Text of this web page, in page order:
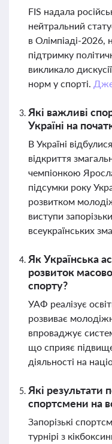
FIS надала
нейтральний
в Олімпіаді-2026,
підтримку
викликало
норм у спорті.
Які важливі
Україні на
В Україні
відкриття
чемпіонкою
підсумки року
розвитком
виступи
всеукраїнських
Як Українська
розвиток
спорту?
УАФ реалізує
розвиває
впроваджує
що сприяє
діяльності на
Які результати
спортсмени на
Запорізькі
турнірі з